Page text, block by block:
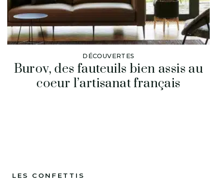
DÉCOUVERTES
Burov, des fauteuils bien assis au
coeur l’artisanat français
LES CONFETTIS